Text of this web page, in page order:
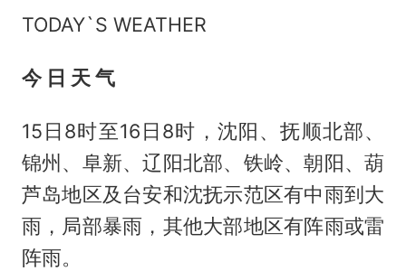
TODAY`S WEATHER
今 日 天 气
15日8时至16日8时，沈阳、抚顺北部、
锦州、阜新、辽阳北部、铁岭、朝阳、葫
芦岛地区及台安和沈抚示范区有中雨到大
雨，局部暴雨，其他大部地区有阵雨或雷
阵雨。